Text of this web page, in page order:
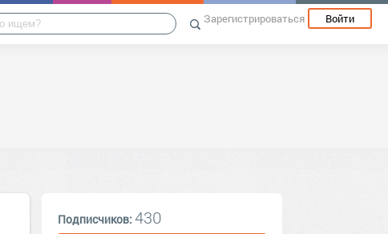
Зарегистрироваться Войти
Подписчиков: 430